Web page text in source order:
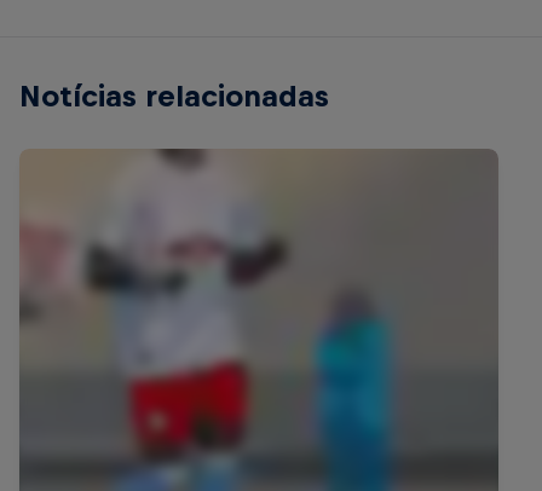
Notícias relacionadas